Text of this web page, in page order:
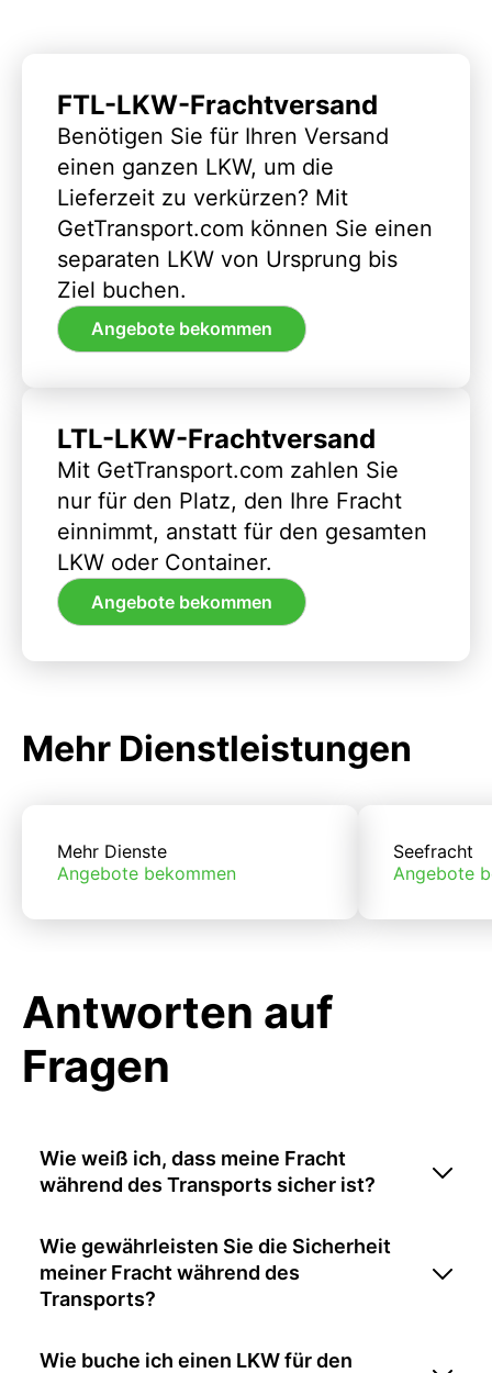
FTL-LKW-Frachtversand
Benötigen Sie für Ihren Versand
einen ganzen LKW, um die
Lieferzeit zu verkürzen? Mit
GetTransport.com können Sie einen
separaten LKW von Ursprung bis
Ziel buchen.
Angebote bekommen
LTL-LKW-Frachtversand
Mit GetTransport.com zahlen Sie
nur für den Platz, den Ihre Fracht
einnimmt, anstatt für den gesamten
LKW oder Container.
Angebote bekommen
Mehr Dienstleistungen
Mehr Dienste
Angebote bekommen
Seefracht
Angebote
Antworten auf
Fragen
Wie weiß ich, dass meine Fracht
während des Transports sicher ist?
Wie gewährleisten Sie die Sicherheit
meiner Fracht während des
Transports?
Wie buche ich einen LKW für den